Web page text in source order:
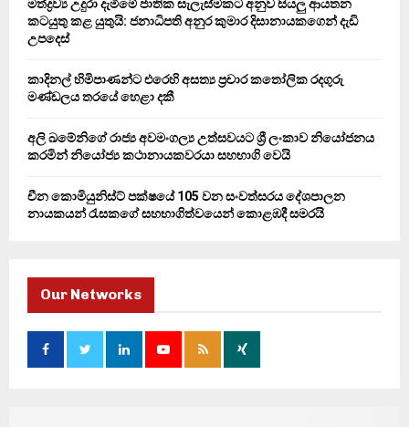
H
මත්ද්‍රව්‍ය උදුරා දැමීමේ ජාතික සැලැස්මකට අනුව සියලු ආයතන
කටයුතු කළ යුතුයි: ජනාධිපති අනුර කුමාර දිසානායකගෙන් දැඩි
උපදෙස්
කාදිනල් හිමිපාණන්ට එරෙහි අසත්‍ය ප්‍රචාර කතෝලික රදගුරු
මණ්ඩලය තරයේ හෙළා දකී
අලි ඛමේනිගේ රාජ්‍ය අවමංගල්‍ය උත්සවයට ශ්‍රී ලංකාව නියෝජනය
කරමින් නියෝජ්‍ය කථානායකවරයා සහභාගි වෙයි
චීන කොමියුනිස්ට් පක්ෂයේ 105 වන සංවත්සරය දේශපාලන
නායකයන් රැසකගේ සහභාගිත්වයෙන් කොළඹදී සමරයි
Our Networks